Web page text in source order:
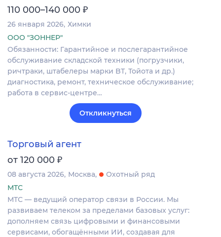
110 000–140 000 ₽
26 января 2026 Химки
ООО "ЗОННЕР"
Обязанности: Гарантийное и послегарантийное
обслуживание складской техники (погрузчики,
ричтраки, штабелеры марки BT, Тойота и др.)
диагностика, ремонт, техническое обслуживание;
работа в сервис-центре…
Откликнуться
Торговый агент
от 120 000 ₽
08 августа 2026 Москва
Охотный ряд
МТС
МТС — ведущий оператор связи в России. Мы
развиваем телеком за пределами базовых услуг:
дополняем связь цифровыми и финансовыми
сервисами, обогащёнными ИИ, создавая для